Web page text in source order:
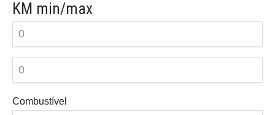
KM min/max
Combustível